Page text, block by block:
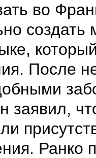
во
После
заявил,
Ранко